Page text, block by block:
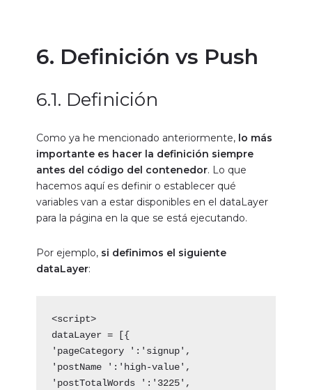
6. Definición vs Push
6.1. Definición
Como ya he mencionado anteriormente,lo más
importante es hacer la definición siempre
antes del código del contenedor. Lo que
hacemos aquí es definir o establecer qué
variables van a estar disponibles en el dataLayer
para la página en la que se está ejecutando.
Por ejemplo, si definimos el siguiente
dataLayer:
<script>
dataLayer = [{
'pageCategory ':'signup',
'postName ':'high-value',
'postTotalWords ':'3225',